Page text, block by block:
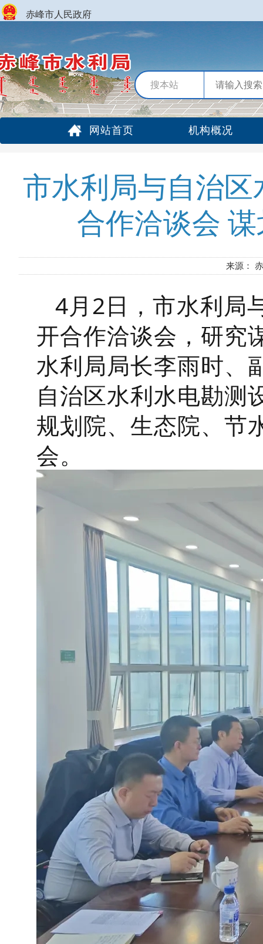
赤峰市人民政府
搜本站
网站首页 机构概况
市水利局与自治
合作洽谈会
来源：
4月2日，市水利局
开合作洽谈会，研究
水利局局长李雨时、
自治区水利水电勘测
规划院、生态院、节
会。